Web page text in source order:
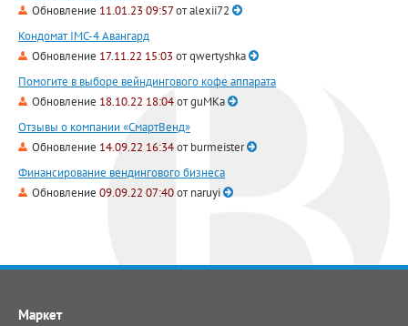
Обновление 11.01.23 09:57отalexii72
Кондомат IMC-4 Авангард
Обновление 17.11.22 15:03 отqwertyshka
Помогите в выборе вейндингового кофе аппарата
Обновление 18.10.22 18:04отguMKa
Отзывы о компании «СмартВенд»
Обновление 14.09.22 16:34отburmeister
Финансирование вендингового бизнеса
Обновление 09.09.22 07:40отnaruyi
Маркет